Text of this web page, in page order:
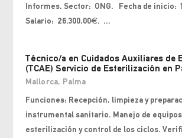
Informes. Sector: ONG. Fecha de inicio:
Salario: 26.300,00€. ...
Técnico/a en Cuidados Auxiliares de
(TCAE) Servicio de Esterilización en
Mallorca, Palma
Funciones: Recepción, limpieza y
instrumental sanitario. Manejo de
esterilización y control de los ciclos.